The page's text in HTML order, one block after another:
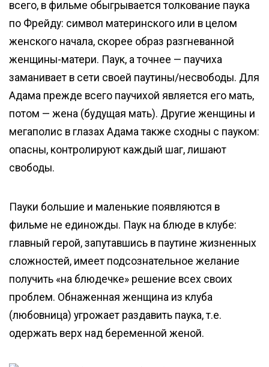
всего, в фильме обыгрывается толкование паука
по Фрейду: символ материнского или в целом
женского начала, скорее образ разгневанной
женщины-матери. Паук, а точнее — паучиха
заманивает в сети своей паутины/несвободы. Для
Адама прежде всего паучихой является его мать,
потом — жена (будущая мать). Другие женщины и
мегаполис в глазах Адама также сходны с пауком:
опасны, контролируют каждый шаг, лишают
свободы.
Пауки большие и маленькие появляются в
фильме не единожды. Паук на блюде в клубе:
главный герой, запутавшись в паутине жизненных
сложностей, имеет подсознательное желание
получить «на блюдечке» решение всех своих
проблем. Обнаженная женщина из клуба
(любовница) угрожает раздавить паука, т.е.
одержать верх над беременной женой.